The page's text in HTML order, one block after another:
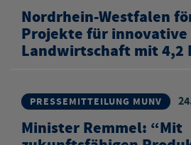
Nordrhein-Westfalen
Projekte für innovative
Landwirtschaft mit 4,2
PRESSEMITTEILUNG MUNV
Minister Remmel: “Mit